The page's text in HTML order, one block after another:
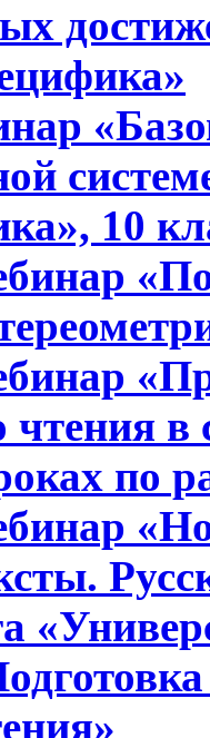
10
чтения
по